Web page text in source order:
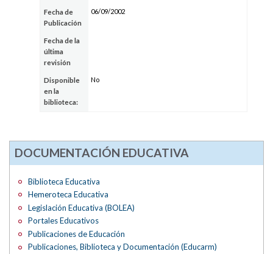
Fecha de
Publicación
06/09/2002
Fecha de la
última
revisión
Disponible
en la
biblioteca:
No
DOCUMENTACIÓN EDUCATIVA
Biblioteca Educativa
Hemeroteca Educativa
Legislación Educativa (BOLEA)
Portales Educativos
Publicaciones de Educación
Publicaciones, Biblioteca y Documentación (Educarm)